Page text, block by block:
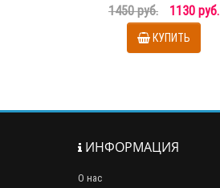
1450 руб. 1130 руб.
КУПИТЬ
ИНФОРМАЦИЯ
О нас